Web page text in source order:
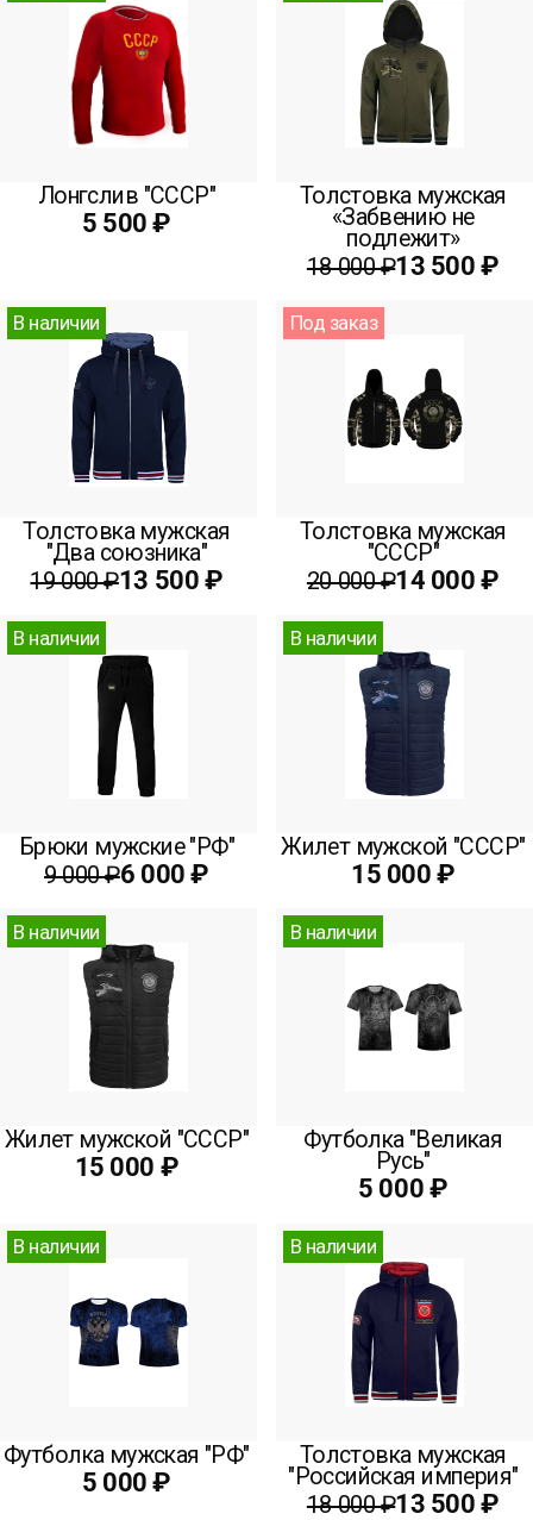
Лонгслив "СССР"
5 500 ₽
Толстовка мужская
«Забвению не
подлежит»
18 000 ₽13 500 ₽
В наличии
Толстовка мужская
"Два союзника"
19 000 ₽13 500 ₽
Под заказ
Толстовка мужская
"СССР"
20 000 ₽14 000 ₽
В наличии
Брюки мужские "РФ"
9 000 ₽6 000 ₽
В наличии
Жилет мужской "СССР"
15 000 ₽
В наличии
Жилет мужской "СССР"
15 000 ₽
В наличии
Футболка "Великая
Русь"
5 000 ₽
В наличии
Футболка мужская "РФ"
5 000 ₽
В наличии
Толстовка мужская
"Российская империя"
18 000 ₽13 500 ₽